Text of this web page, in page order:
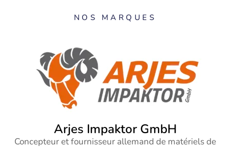
NOS MARQUES
Arjes Impaktor GmbH
Concepteur et fournisseur allemand de matériels de